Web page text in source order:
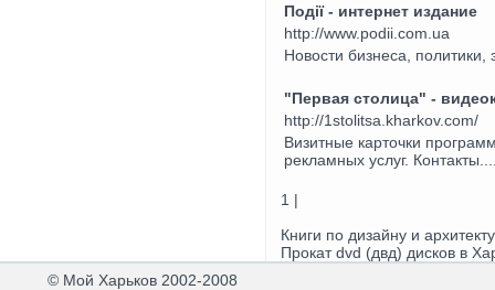
Події - интернет издание
http://www.podii.com.ua
Новости бизнеса,
"Первая столица" -
http://1stolitsa.kharkov.com/
Визитные карточки
рекламных услуг.
1 |
Книги по дизайну и
Прокат dvd (двд) дисков в
© Мой Харьков 2002-2008